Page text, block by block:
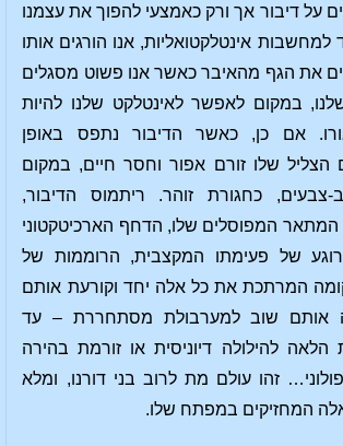
על דיבור אך ורק כאמצעי להפוך את עצמנו
למחשבות אינטלקטואליות, אנו הורגים אותו
את הגף מהאיבר כאשר אנו פשוט מסגלים
במקום לאפשר לאינטלקט שלנו להיות
אם כן, כאשר הדיבור נתפס באופן
הצליל שלו זורם אפור וחסר חיים, במקום
צבעים, כחגורת זוהר. ריתמוס הדיבור,
המתאר המפוסלים שלו, הדחף הארכיטקטוני
של פעימתו המקצבית, הרוממות של
המרתכת את כל אלה יחד וקורעת אותם
אותם שוב למערבולת מסתחררת – עד
להילולה דיוניסית או זורמת בהירה
זהו עולם מת לרוב בני דורנו, ומלא
אלה המחזיקים במפתח שלו.